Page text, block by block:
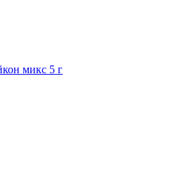
микс 5 г